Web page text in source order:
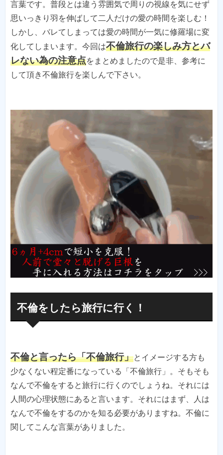
言葉です。普段とは違う雰囲気で周りの視線を気にせず
思いっきり羽を伸ばして二人だけの愛の時間を楽しむ！
しかし、バレてしまっては愛の時間が一気に修羅場に変
化してしまいます。今回は不倫旅行の楽しみ方とバ
レない為の注意点をまとめましたので是非、参考に
して頂き不倫旅行を楽しんで下さい。
不倫をしたら旅行に行く！
不倫と言ったら「不倫旅行」とイメージする方も
少なくない程定番になっている「不倫旅行」。そもそも
なんで不倫をすると旅行に行くのでしょうね。それには
人間の心理状態にあると言います。それにはまず、人は
なんで不倫をするのかを知る必要がありますね。不倫に
関してこんな言葉がありました。